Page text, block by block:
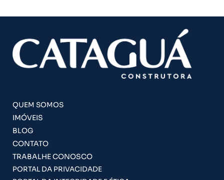
QUEM SOMOS
IMÓVEIS
BLOG
CONTATO
TRABALHE CONOSCO
PORTAL DA PRIVACIDADE